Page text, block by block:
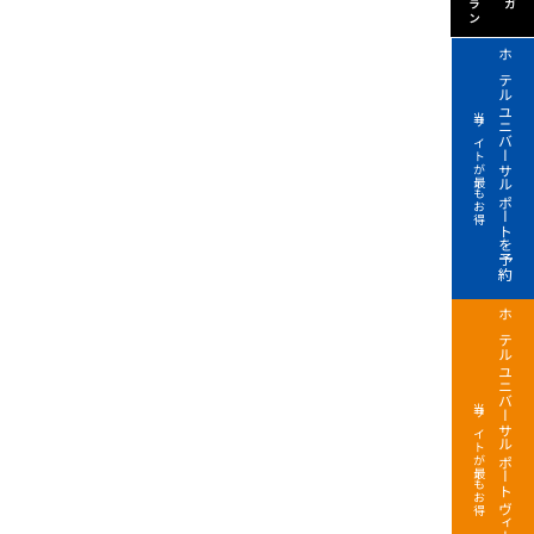
ホテル ユニバーサル ポートを予約
当サイトが最もお得
ホテル ユニバーサル ポート ヴィータを予約
当サイトが最もお得